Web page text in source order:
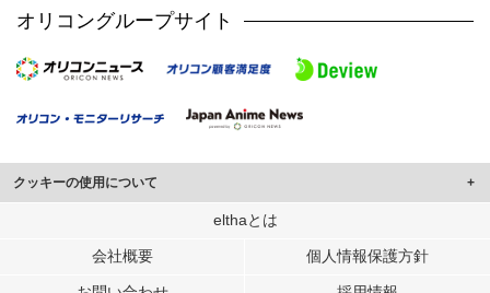
オリコングループサイト
クッキーの使用について
このサイトでは Cookie を使用して、ユーザーに合わせたコンテンツや広告の
行っています。
elthaとは
会社概要 個人情報保護方針